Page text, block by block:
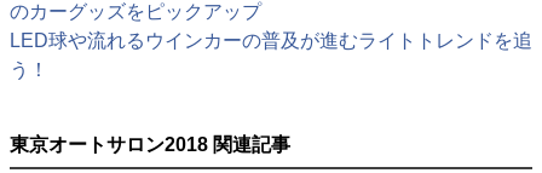
のカーグッズをピックアップ
LED球や流れるウインカーの普及が進むライトトレンドを追
う！
東京オートサロン2018 関連記事